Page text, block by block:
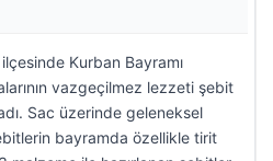
ilçesinde Kurban Bayramı
vazgeçilmez lezzeti şebit
Sac üzerinde geleneksel
bayramda özellikle tirit